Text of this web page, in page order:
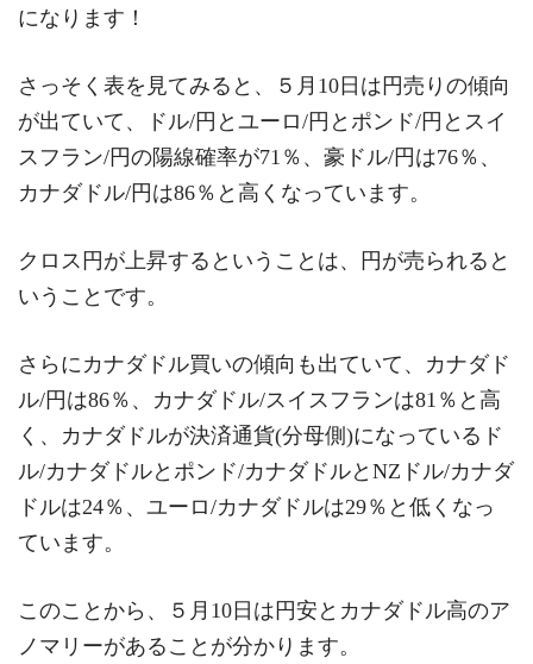
になります！
さっそく表を見てみると、５月10日は円売りの傾向
が出ていて、ドル/円とユーロ/円とポンド/円とスイ
スフラン/円の陽線確率が71％、豪ドル/円は76％、
カナダドル/円は86％と高くなっています。
クロス円が上昇するということは、円が売られると
いうことです。
さらにカナダドル買いの傾向も出ていて、カナダド
ル/円は86％、カナダドル/スイスフランは81％と高
く、カナダドルが決済通貨(分母側)になっているド
ル/カナダドルとポンド/カナダドルとNZドル/カナダ
ドルは24％、ユーロ/カナダドルは29％と低くなっ
ています。
このことから、５月10日は円安とカナダドル高のア
ノマリーがあることが分かります。